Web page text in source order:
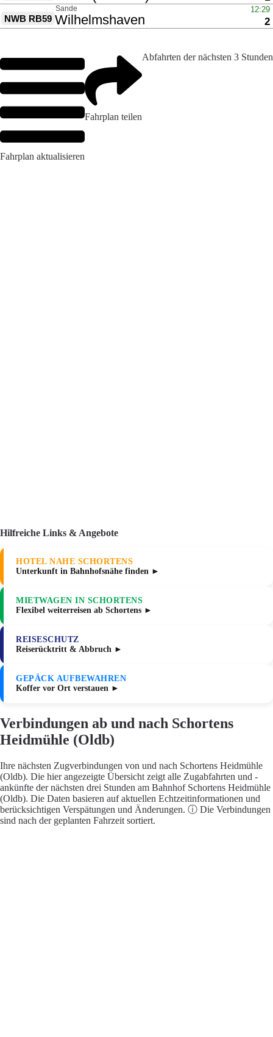
Fahrplan aktualisieren
Fahrplan teilen
Abfahrten der nächsten 3 Stunden
Hilfreiche Links & Angebote
HOTEL NAHE SCHORTENS
Unterkunft in Bahnhofsnähe finden ►
MIETWAGEN IN SCHORTENS
Flexibel weiterreisen ab Schortens ►
REISESCHUTZ
Reiserücktritt & Abbruch ►
GEPÄCK AUFBEWAHREN
Koffer vor Ort verstauen ►
Verbindungen ab und nach Schortens
Heidmühle (Oldb)
Ihre nächsten Zugverbindungen von und nach Schortens Heidmühle
(Oldb). Die hier angezeigte Übersicht zeigt alle Zugabfahrten und -
ankünfte der nächsten drei Stunden am Bahnhof Schortens Heidmühle
(Oldb). Die Daten basieren auf aktuellen Echtzeitinformationen und
berücksichtigen Verspätungen und Änderungen. ⓘ Die Verbindungen
sind nach der geplanten Fahrzeit sortiert.